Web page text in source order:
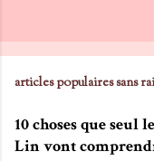
articles populaires sans
10 choses que seul
Lin vont